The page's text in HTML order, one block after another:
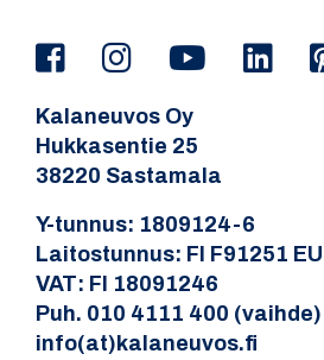
Kalaneuvos Oy
Hukkasentie 25
38220 Sastamala
Y-tunnus: 1809124-6
Laitostunnus: FI F91251 EU
VAT: FI 18091246
Puh. 010 4111 400 (vaihde)
info(at)kalaneuvos.fi